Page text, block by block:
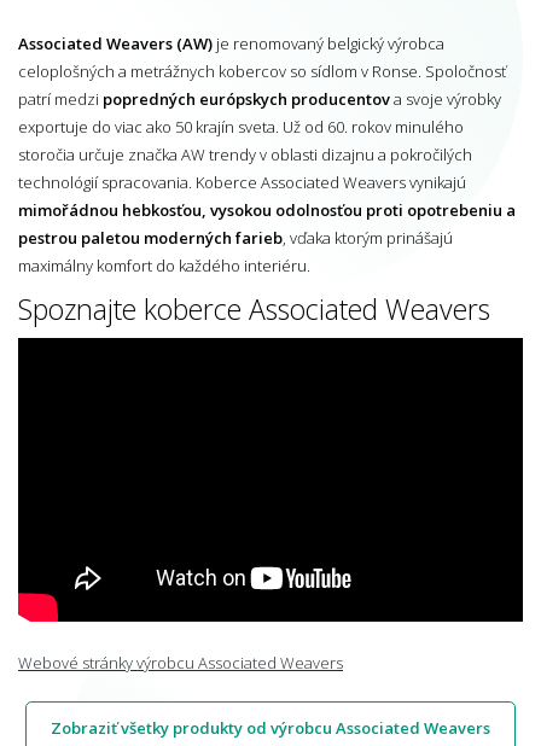
Associated Weavers (AW) je renomovaný belgický výrobca
celoplošných a metrážnych kobercov so sídlom v Ronse. Spoločnosť
patrí medzi popredných európskych producentova svoje výrobky
exportuje do viac ako 50 krajín sveta. Už od 60. rokov minulého
storočia určuje značka AW trendy v oblasti dizajnu a pokročilých
technológií spracovania. Koberce Associated Weavers vynikajú
mimořádnou hebkosťou, vysokou odolnosťou proti opotrebeniu a
pestrou paletou moderných farieb , vďaka ktorým prinášajú
maximálny komfort do každého interiéru.
Spoznajte koberce Associated Weavers
Webové stránky výrobcu Associated Weavers
Zobraziť všetky produkty od výrobcu Associated Weavers